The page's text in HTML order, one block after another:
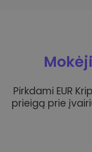
Pirkdami EUR
prieigą prie